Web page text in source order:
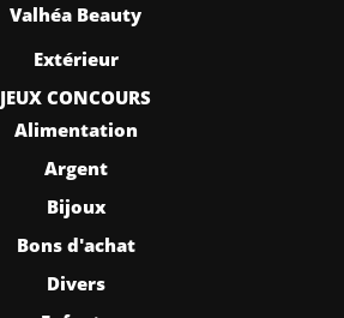
Valhéa Beauty
Extérieur
JEUX CONCOURS
Alimentation
Argent
Bijoux
Bons d'achat
Divers